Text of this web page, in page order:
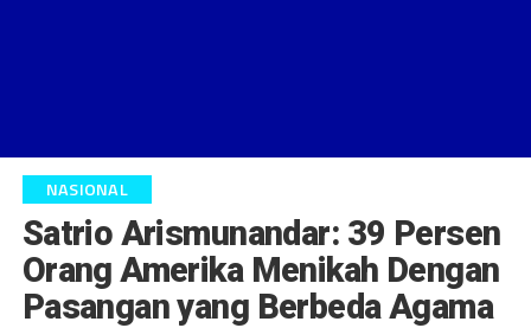
NASIONAL
Satrio Arismunandar: 39 Persen
Orang Amerika Menikah Dengan
Pasangan yang Berbeda Agama